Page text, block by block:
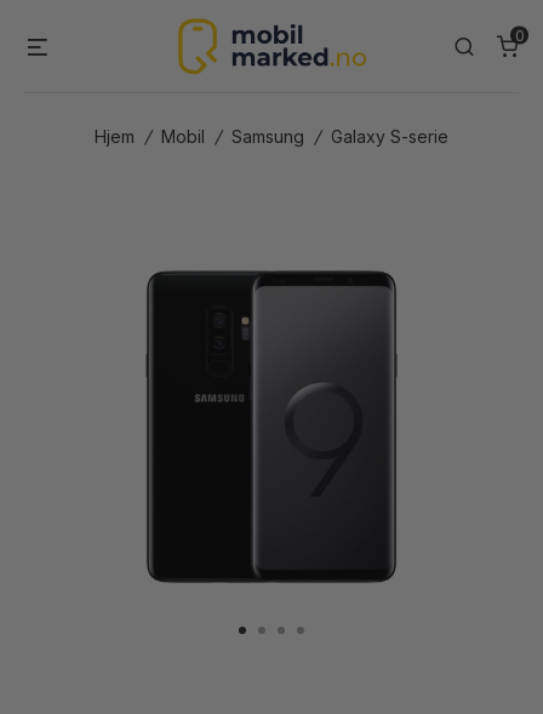
Search
0
Hjem / Mobil / Samsung / Galaxy S-serie